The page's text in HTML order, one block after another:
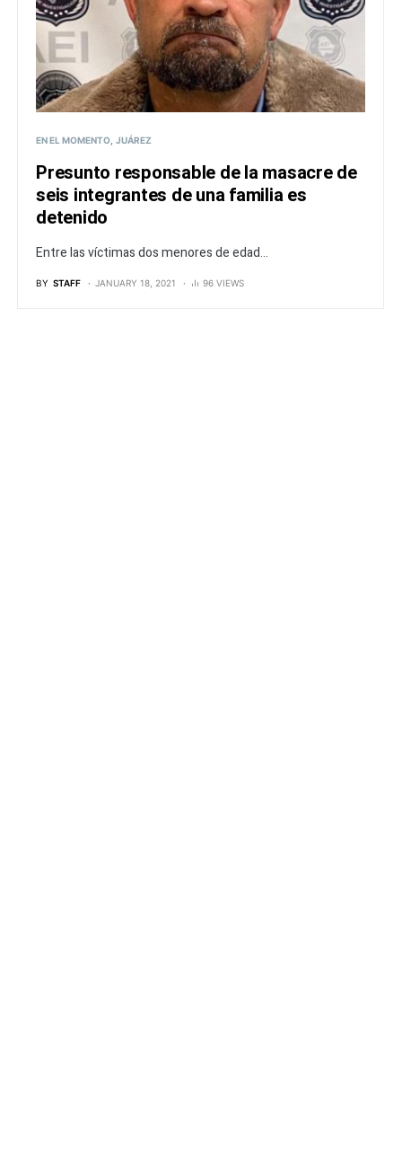
EN EL MOMENTO JUÁREZ
Presunto responsable de la masacre de
seis integrantes de una familia es
detenido
Entre las víctimas dos menores de edad...
BY STAFF JANUARY 18, 2021 96 VIEWS